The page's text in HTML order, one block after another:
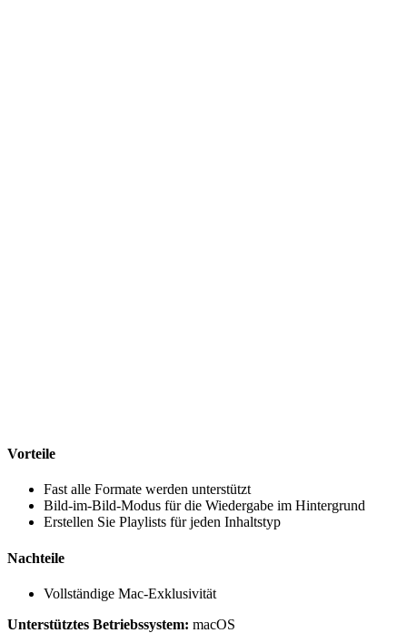
Vorteile
Fast alle Formate werden unterstützt
Bild-im-Bild-Modus für die Wiedergabe im Hintergrund
Erstellen Sie Playlists für jeden Inhaltstyp
Nachteile
Vollständige Mac-Exklusivität
Unterstütztes Betriebssystem: macOS